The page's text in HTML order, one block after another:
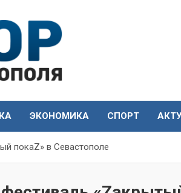
ЭКОНОМИКА СПОРТ
покаZ» в Севастополе